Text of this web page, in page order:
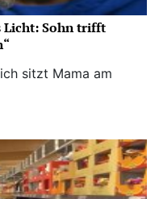
Licht: Sohn trifft
sitzt Mama am